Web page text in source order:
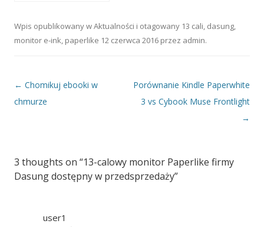
oczy
Wpis opublikowany wAktualności i otagowany 13 cali, dasung,
monitor e-ink, paperlike 12 czerwca 2016 przez admin.
Nawigacja wpisu
← Chomikuj ebooki w
chmurze
Porównanie Kindle Paperwhite
3 vs Cybook Muse Frontlight
→
3 thoughts on “13-calowy monitor Paperlike firmy
Dasung dostępny w przedsprzedaży”
user1